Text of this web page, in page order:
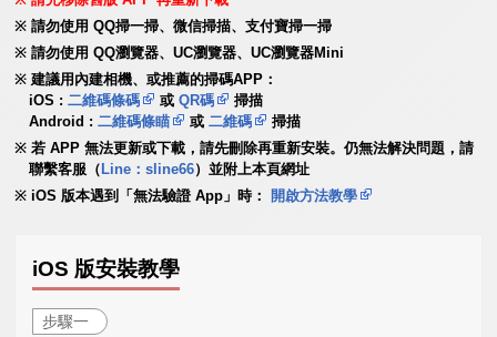
請勿使用 QQ掃一掃、微信掃描、支付寶掃一掃
請勿使用 QQ瀏覽器、UC瀏覽器、UC瀏覽器Mini
建議用內建相機、或推薦的掃碼APP：
iOS :二維碼條碼 或QR碼
掃描
Android :二維碼條瞄 或二維碼
掃描
若 APP 無法更新或下載，請先刪除再重新安裝。仍無法解決問題，請
聯繫客服（ Line：sline66）並附上本頁網址
iOS 版本遇到「無法驗證 App」時：
開啟方法教學
iOS 版安裝教學
步驟一